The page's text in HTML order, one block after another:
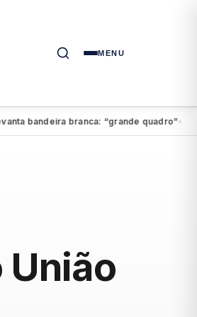
MENU
branca: “grande quadro”●